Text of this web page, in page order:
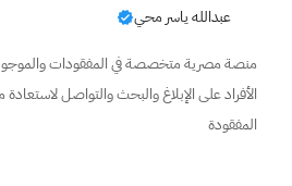
عبدالله ياسر محي
منصة مصرية متخصصة في المفقودات
الأفراد على الإبلاغ والبحث والتواصل لاستعادة
المفقودة